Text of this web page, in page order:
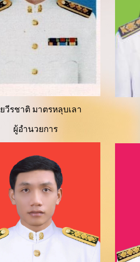
ยวีรชาติ มาตรหลุบเลา
ผู้อำนวยการ